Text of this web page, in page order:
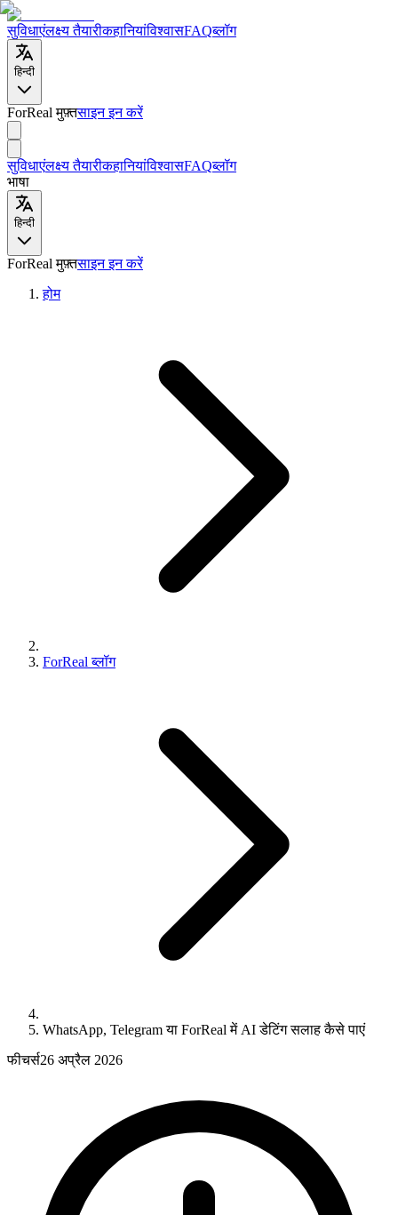
सुविधाएंलक्ष्य तैयारीकहानियांविश्वासFAQब्लॉग
हिन्दी
ForReal मुफ़्तसाइन इन करें
सुविधाएंलक्ष्य तैयारीकहानियांविश्वासFAQब्लॉग
भाषा
हिन्दी
ForReal मुफ़्तसाइन इन करें
होम
ForReal ब्लॉग
WhatsApp, Telegram या ForReal में AI डेटिंग सलाह कैसे पाएं
फीचर्स26 अप्रैल 2026